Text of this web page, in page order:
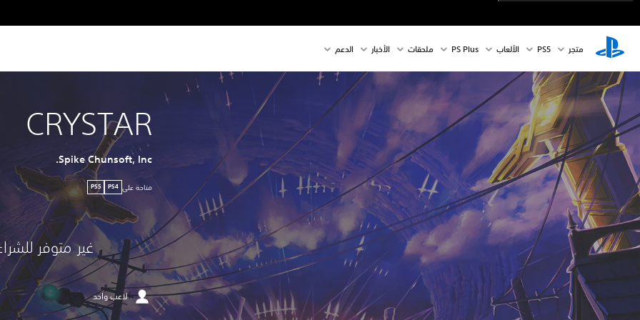
متجر PS5‏ الألعاب PS Plus ملحقات الأخبار الدعم
CRYSTAR
Spike Chunsoft, Inc.
متاحة على PS4
PS5
غير متوفر
لاعب واحد